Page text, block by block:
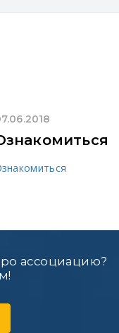
ассоциацию?